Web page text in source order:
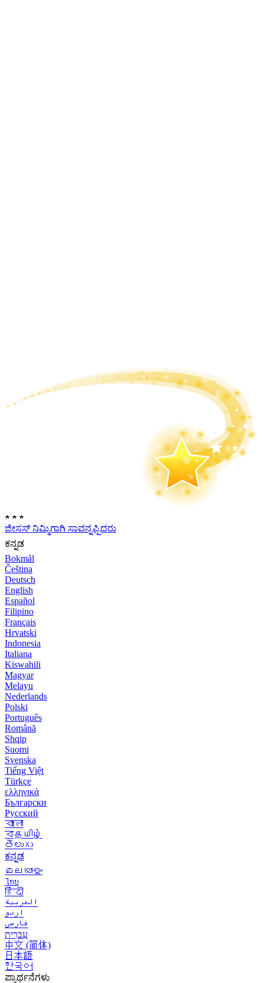
★ ★ ★
ಜೀಸಸ್ ನಿಮ್ಮಿಗಾಗಿ ಸಾವನ್ನಪ್ಪಿದರು
ಕನ್ನಡ
Bokmål
Čeština
Deutsch
English
Español
Filipino
Français
Hrvatski
Indonesia
Italiana
Kiswahili
Magyar
Melayu
Nederlands
Polski
Português
Română
Shqip
Suomi
Svenska
Tiếng Việt
Türkçe
ελληνικά
Български
Русский
বাংলা
বதமிழ்
తెలుగు
ಕನ್ನಡ
മലയാളം
ไทย
हिंदी
العربية
اردو
فارسی
עִברִית
中文 (简体)
日本語
한국어
ಪ್ರಾರ್ಥನೆಗಳು